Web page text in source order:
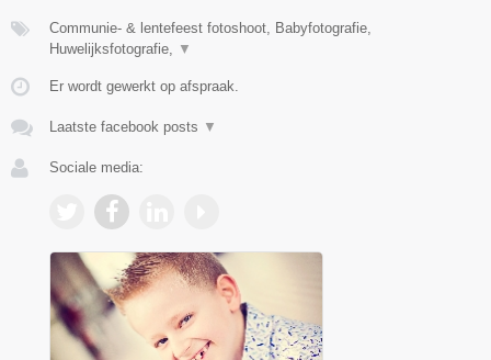
Communie- & lentefeest fotoshoot, Babyfotografie,
Huwelijksfotografie,
▼
Er wordt gewerkt op afspraak.
Laatste facebook posts ▼
Sociale media: